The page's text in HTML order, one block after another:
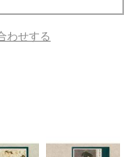
わせする